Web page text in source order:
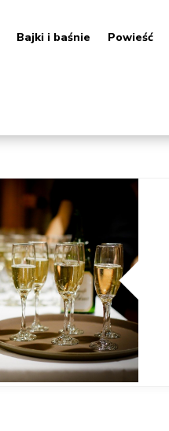
Bajki i baśnie Powieść